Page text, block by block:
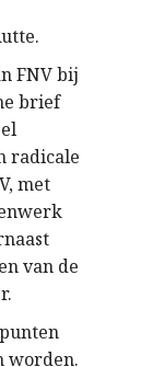
FNV bij
brief
radicale
met
van de
worden.